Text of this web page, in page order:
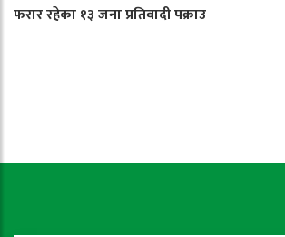
फरार रहेका १३ जना प्रतिवादी पक्राउ